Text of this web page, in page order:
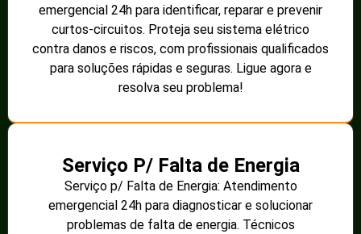
emergencial 24h para identificar, reparar e prevenir
curtos-circuitos. Proteja seu sistema elétrico
contra danos e riscos, com profissionais qualificados
para soluções rápidas e seguras. Ligue agora e
resolva seu problema!
Serviço P/ Falta de Energia
Serviço p/ Falta de Energia: Atendimento
emergencial 24h para diagnosticar e solucionar
problemas de falta de energia. Técnicos